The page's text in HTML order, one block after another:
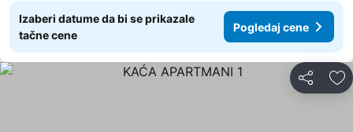
Izaberi datume da bi se prikazale
tačne cene
Pogledaj cene
Deli